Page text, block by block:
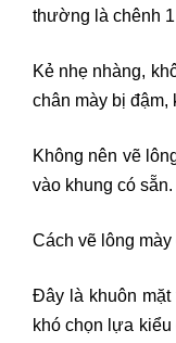
thường là chênh 1
Kẻ nhẹ nhàng,
chân mày bị đậm,
Không nên vẽ
vào khung có sẵn.
Cách vẽ lông
Đây là khuôn
khó chọn lựa